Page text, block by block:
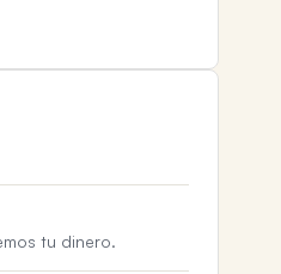
tu dinero.